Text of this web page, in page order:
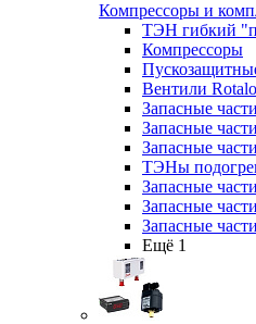
Компрессоры и
ТЭН гибкий
Компрессоры
Вентили
Запасные
Запасные
Запасные
ТЭНы
Запасные
Запасные
Запасные
Ещё 1